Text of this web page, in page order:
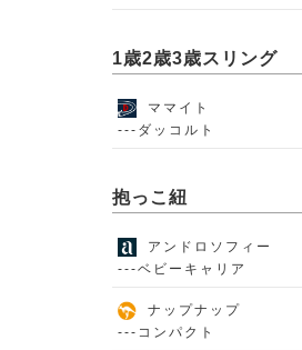
1歳2歳3歳スリング
ママイト
---ダッコルト
抱っこ紐
アンドロソフィー
---ベビーキャリア
ナップナップ
---コンパクト